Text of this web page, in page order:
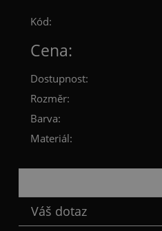
Kód:
Cena:
Dostupnost:
Rozměr:
Barva:
Materiál:
Váš dotaz